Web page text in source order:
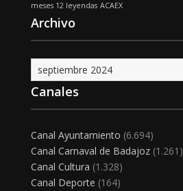
meses 12 leyendas ACAEX
Archivo
Archivo
Canales
Canal Ayuntamiento (6.694)
Canal Carnaval de Badajoz(1.261)
Canal Cultura (1.328)
Canal Deporte (164)